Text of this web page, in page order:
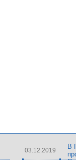
03.12.2019
В